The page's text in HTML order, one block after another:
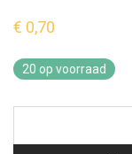
€ 0,70
20 op voorraad